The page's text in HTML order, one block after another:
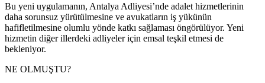
Bu yeni uygulamanın, Antalya Adliyesi’nde adalet hizmetlerinin
daha sorunsuz yürütülmesine ve avukatların iş yükünün
hafifletilmesine olumlu yönde katkı sağlaması öngörülüyor. Yeni
hizmetin diğer illerdeki adliyeler için emsal teşkil etmesi de
bekleniyor.
NE OLMUŞTU?